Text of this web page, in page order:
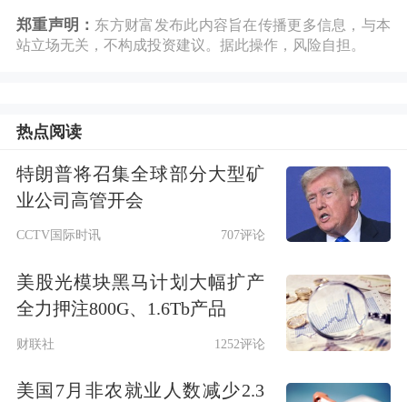
天眼查资料显示，北京梧桐车联科技为
郑重声明： 东方财富发布此内容旨在传播更多信息，与本
站立场无关，不构成投资建议。据此操作，风险自担。
热点阅读
特朗普将召集全球部分大型矿
业公司高管开会
CCTV国际时讯 707评论
美股光模块黑马计划大幅扩产
全力押注800G、1.6Tb产品
财联社 1252评论
美国7月非农就业人数减少2.3